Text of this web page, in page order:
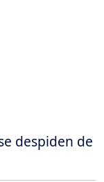
despiden de